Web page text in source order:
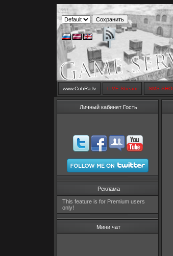
www.CobRa.lv LIVE Stream SMS
Личный кабинет Гость
Реклама
This feature is for Premium users
only!
Мини чат